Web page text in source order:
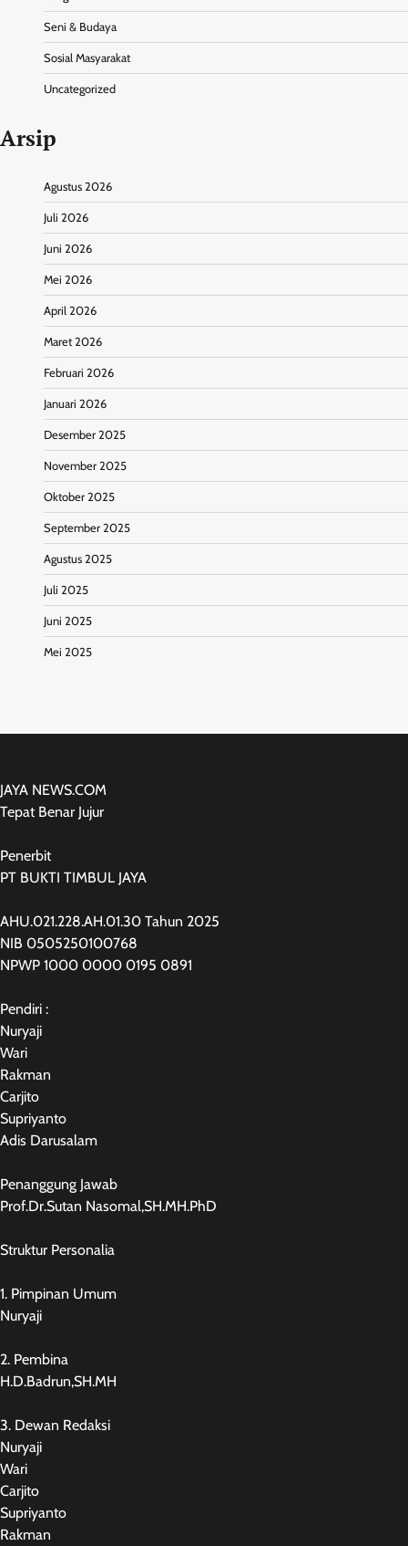
Seni & Budaya
Sosial Masyarakat
Uncategorized
Arsip
Agustus 2026
Juli 2026
Juni 2026
Mei 2026
April 2026
Maret 2026
Februari 2026
Januari 2026
Desember 2025
November 2025
Oktober 2025
September 2025
Agustus 2025
Juli 2025
Juni 2025
Mei 2025
JAYA NEWS.COM
Tepat Benar Jujur
Penerbit
PT BUKTI TIMBUL JAYA
AHU.021.228.AH.01.30 Tahun 2025
NIB 0505250100768
NPWP 1000 0000 0195 0891
Pendiri :
Nuryaji
Wari
Rakman
Carjito
Supriyanto
Adis Darusalam
Penanggung Jawab
Prof.Dr.Sutan Nasomal,SH.MH.PhD
Struktur Personalia
1. Pimpinan Umum
Nuryaji
2. Pembina
H.D.Badrun,SH.MH
3. Dewan Redaksi
Nuryaji
Wari
Carjito
Supriyanto
Rakman